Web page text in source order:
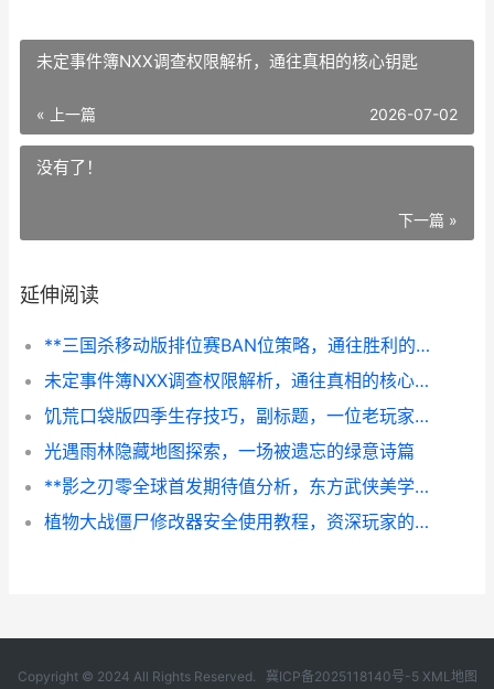
未定事件簿NXX调查权限解析，通往真相的核心钥匙
« 上一篇 2026-07-02
没有了！
下一篇 »
延伸阅读
**三国杀移动版排位赛BAN位策略，通往胜利的博弈艺术**
未定事件簿NXX调查权限解析，通往真相的核心钥匙
饥荒口袋版四季生存技巧，副标题，一位老玩家的四季生存心得
光遇雨林隐藏地图探索，一场被遗忘的绿意诗篇
**影之刃零全球首发期待值分析，东方武侠美学的终极进化**
植物大战僵尸修改器安全使用教程，资深玩家的安心进阶指南
Copyright © 2024 All Rights Reserved. 冀ICP备2025118140号-5 XML地图